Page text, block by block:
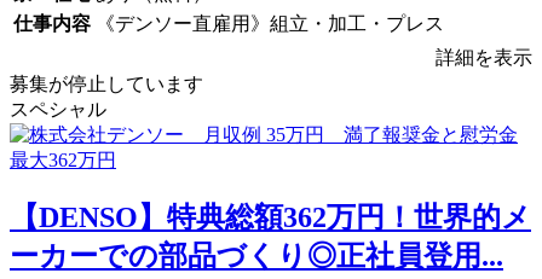
仕事内容
《デンソー直雇用》組立・加工・プレス
詳細を表示
募集が停止しています
スペシャル
【DENSO】特典総額362万円！世界的メ
ーカーでの部品づくり◎正社員登用...